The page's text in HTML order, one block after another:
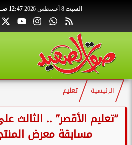
السبت 8 أغسطس 2026 12:47 صـ
الرئيسية تعليم
”تعليم الأقصر” .. الثالث
مسابقة معرض